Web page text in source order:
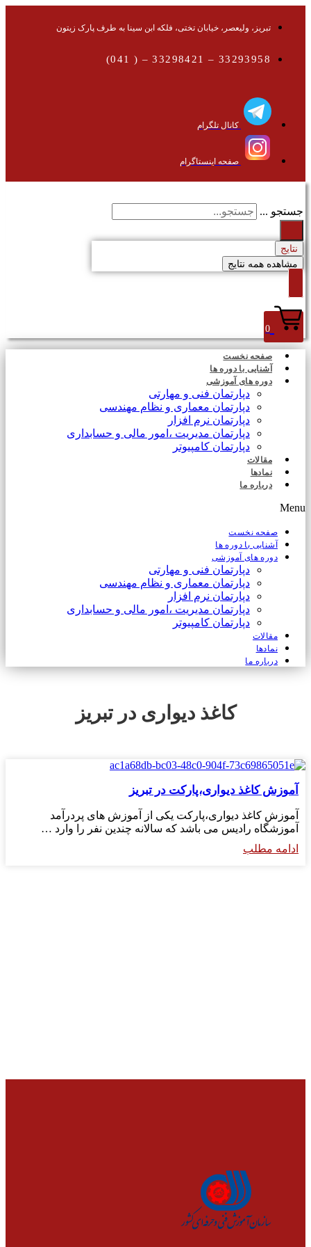
تبریز، ولیعصر، خیابان تختی، فلکه ابن سینا به طرف پارک زیتون
33293958 – 33298421 – ( 041)
کانال تلگرام
صفحه اینستاگرام
جستجو ...
نتایج
مشاهده همه نتایج
صفحه نخست
آشنایی با دوره ها
دوره های آموزشی
دپارتمان فنی و مهارتی
دپارتمان معماری و نظام مهندسی
دپارتمان نرم افزار
دپارتمان مدیریت ،امور مالی و حسابداری
دپارتمان کامپیوتر
مقالات
نمادها
درباره ما
Menu
صفحه نخست
آشنایی با دوره ها
دوره های آموزشی
دپارتمان فنی و مهارتی
دپارتمان معماری و نظام مهندسی
دپارتمان نرم افزار
دپارتمان مدیریت ،امور مالی و حسابداری
دپارتمان کامپیوتر
مقالات
نمادها
درباره ما
کاغذ دیواری در تبریز
آموزش کاغذ دیواری،پارکت در تبریز
آموزش کاغذ دیواری،پارکت یکی از آموزش های پردرآمد
آموزشگاه رادیس می باشد که سالانه چندین نفر را وارد …
ادامه مطلب